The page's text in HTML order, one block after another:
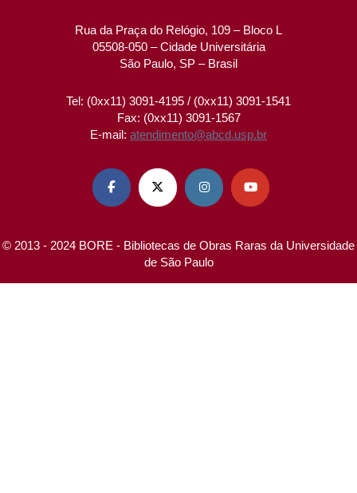
Rua da Praça do Relógio, 109 – Bloco L
05508-050 – Cidade Universitária
São Paulo, SP – Brasil
Tel: (0xx11) 3091-4195 / (0xx11) 3091-1541
Fax: (0xx11) 3091-1567
E-mail: atendimento@abcd.usp.br
   
© 2013 - 2024 BORE - Bibliotecas de Obras Raras da Universidade
de São Paulo